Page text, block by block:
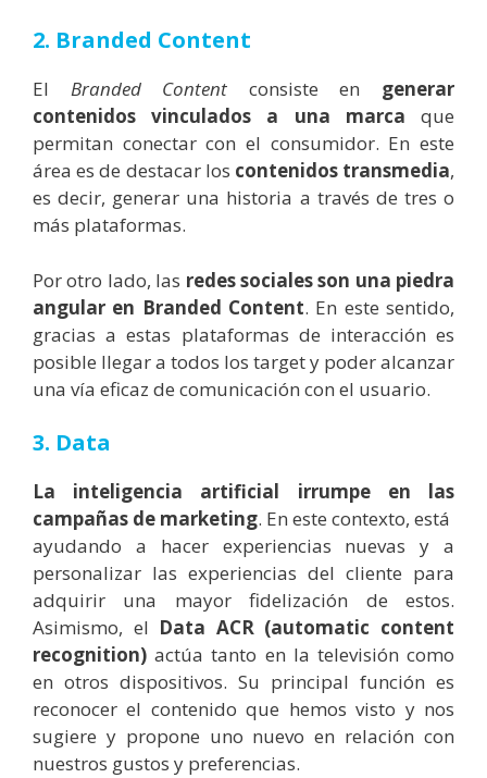
2. Branded Content
El Branded Content consiste en generar
contenidos vinculados a una marca que
permitan conectar con el consumidor. En este
área es de destacar los contenidos transmedia,
es decir, generar una historia a través de tres o
más plataformas.
Por otro lado, las redes sociales son una piedra
angular en Branded Content. En este sentido,
gracias a estas plataformas de interacción es
posible llegar a todos los target y poder alcanzar
una vía eficaz de comunicación con el usuario.
3. Data
La inteligencia artificial irrumpe en las
campañas de marketing. En este contexto, está
ayudando a hacer experiencias nuevas y a
personalizar las experiencias del cliente para
adquirir una mayor fidelización de estos.
Asimismo, el Data ACR (automatic content
recognition) actúa tanto en la televisión como
en otros dispositivos. Su principal función es
reconocer el contenido que hemos visto y nos
sugiere y propone uno nuevo en relación con
nuestros gustos y preferencias.